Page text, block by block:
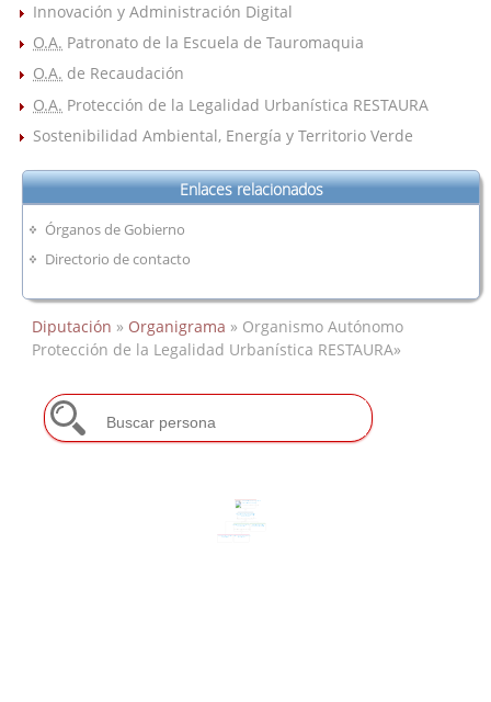
Innovación y Administración Digital
O.A. Patronato de la Escuela de Tauromaquia
O.A. de Recaudación
O.A. Protección de la Legalidad Urbanística RESTAURA
Sostenibilidad Ambiental, Energía y Territorio Verde
Enlaces relacionados
Órganos de Gobierno
Directorio de contacto
Diputación » Organigrama » Organismo Autónomo
Protección de la Legalidad Urbanística RESTAURA»
RESTAURA
Contaminación Acústica
Conservación
Gestión y Defensa de Bienes
Coordinación y Gestión